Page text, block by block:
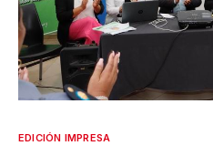
EDICIÓN IMPRESA